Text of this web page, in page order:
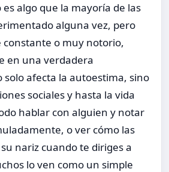
algo que la mayoría de las
alguna vez, pero
constante o muy notorio,
en una verdadera
solo afecta la autoestima, sino
sociales y hasta la vida
hablar con alguien y notar
o ver cómo las
nariz cuando te diriges a
lo ven como un simple